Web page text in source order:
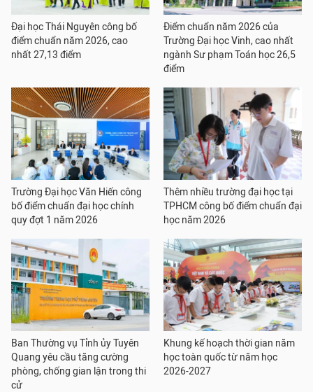
Đại học Thái Nguyên công bố
điểm chuẩn năm 2026, cao
nhất 27,13 điểm
Điểm chuẩn năm 2026 của
Trường Đại học Vinh, cao nhất
ngành Sư phạm Toán học 26,5
điểm
Trường Đại học Văn Hiến công
bố điểm chuẩn đại học chính
quy đợt 1 năm 2026
Thêm nhiều trường đại học tại
TPHCM công bố điểm chuẩn đại
học năm 2026
Ban Thường vụ Tỉnh ủy Tuyên
Quang yêu cầu tăng cường
phòng, chống gian lận trong thi
cử
Khung kế hoạch thời gian năm
học toàn quốc từ năm học
2026-2027